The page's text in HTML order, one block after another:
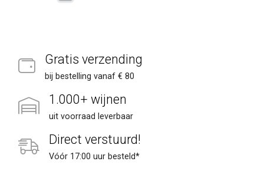
Gratis verzending
bij bestelling vanaf € 80
1.000+ wijnen
uit voorraad leverbaar
Direct verstuurd!
Vóór 17:00 uur besteld*